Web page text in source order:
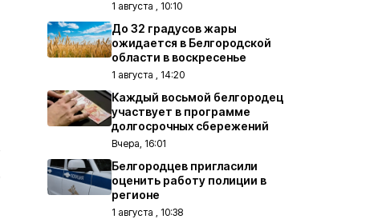
1 августа , 10:10
До 32 градусов жары
ожидается в Белгородской
области в воскресенье
1 августа , 14:20
Каждый восьмой белгородец
участвует в программе
долгосрочных сбережений
Вчера, 16:01
Белгородцев пригласили
оценить работу полиции в
регионе
1 августа , 10:38